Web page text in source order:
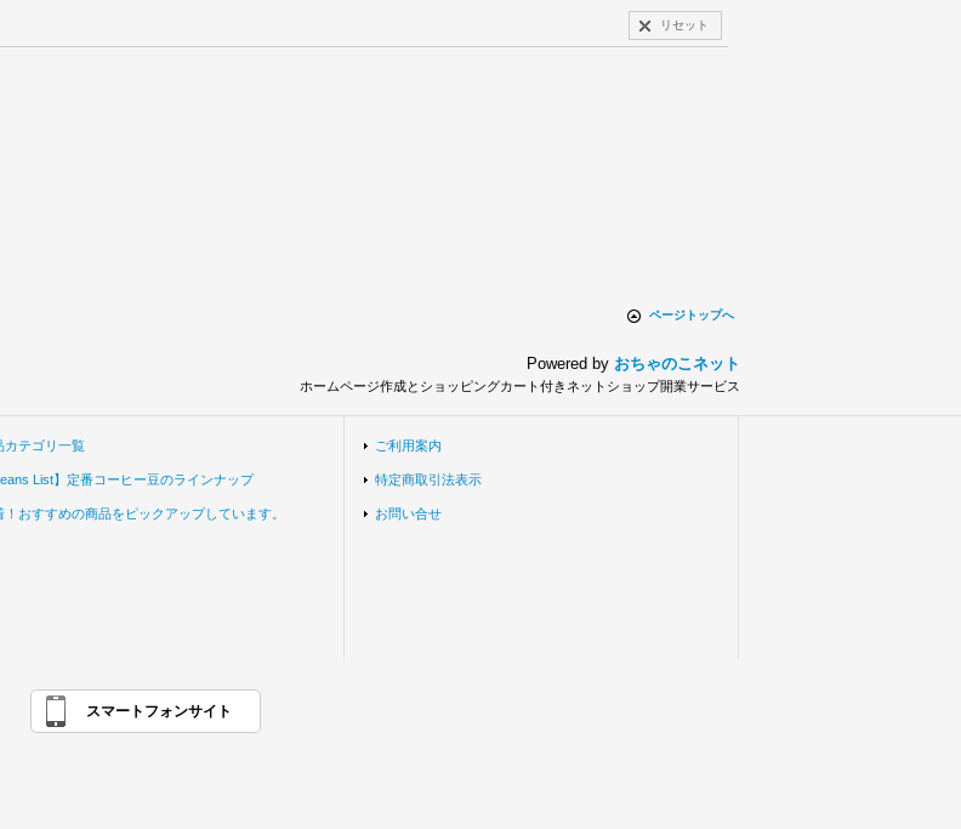
リセット
ページトップへ
Powered by おちゃのこネット
ホームページ作成とショッピングカート付きネットショップ開業サービス
カテゴリ一覧
List】定番コーヒー豆のラインナップ
！おすすめの商品をピックアップしています。
ご利用案内
特定商取引法表示
お問い合せ
スマートフォンサイト